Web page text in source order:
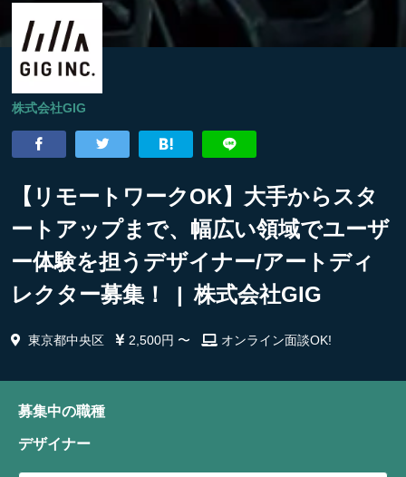
株式会社GIG
【リモートワークOK】大手からスタ
ートアップまで、幅広い領域でユーザ
ー体験を担うデザイナー/アートディ
レクター募集！ | 株式会社GIG
東京都中央区 2,500円 〜 オンライン面談OK!
募集中の職種
デザイナー